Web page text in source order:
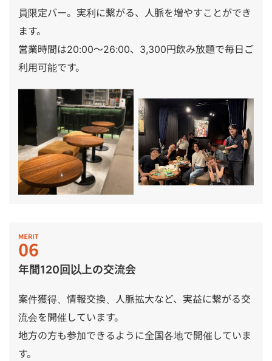
員限定バー。実利に繋がる、人脈を増やすことができ
ます。
営業時間は20:00～26:00、3,300円飲み放題で毎日ご
利用可能です。
年間120回以上の交流会
案件獲得、情報交換、人脈拡大など、実益に繋がる交
流会を開催しています。
地方の方も参加できるように全国各地で開催していま
す。